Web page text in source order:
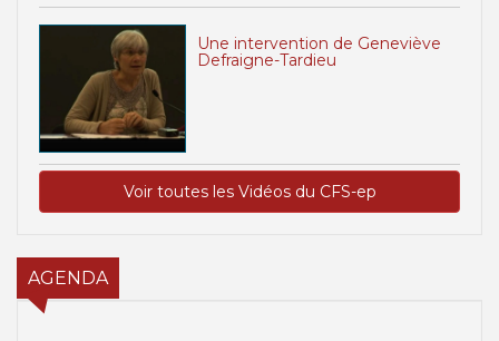
Une intervention de Geneviève
Defraigne-Tardieu
Voir toutes les Vidéos du CFS-ep
AGENDA